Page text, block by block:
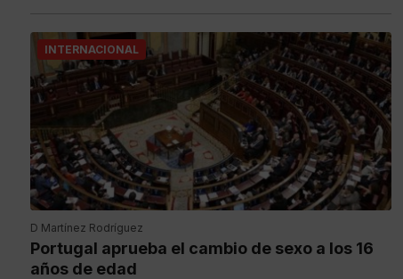
INTERNACIONAL
D Martínez Rodríguez
Portugal aprueba el cambio de sexo a los 16
años de edad